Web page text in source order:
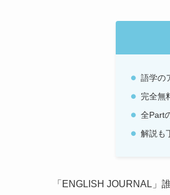
語学の
完全無
全Part
解説も
「ENGLISH JOURNAL」